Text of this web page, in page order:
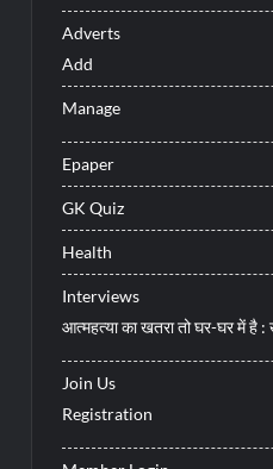
Adverts
Add
Manage
Epaper
GK Quiz
Health
Interviews
आत्महत्या का खतरा तो घर-घर में है :
Join Us
Registration